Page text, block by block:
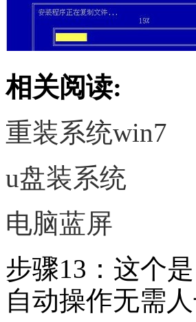
相关阅读:
重装系统win7
u盘装系统
电脑蓝屏
步骤13：这个
自动操作无需人